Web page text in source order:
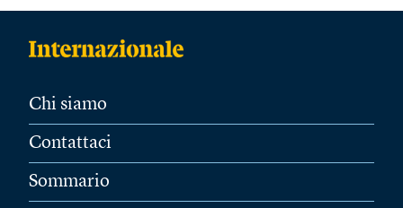
Chi siamo
Contattaci
Sommario